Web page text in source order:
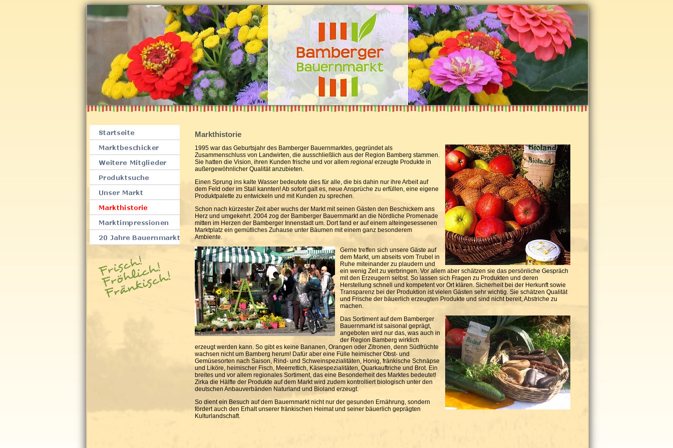
Markthistorie
1995 war das Geburtsjahr des Bamberger Bauernmarktes, gegründet als
Zusammenschluss von Landwirten, die ausschließlich aus der Region Bamberg stammen.
Sie hatten die Vision, ihren Kunden frische und vor allem regional erzeugte Produkte in
außergewöhnlicher Qualität anzubieten.
Einen Sprung ins kalte Wasser bedeutete dies für alle, die bis dahin nur ihre Arbeit auf
dem Feld oder im Stall kannten! Ab sofort galt es, neue Ansprüche zu erfüllen, eine eigene
Produktpalette zu entwickeln und mit Kunden zu sprechen.
Schon nach kürzester Zeit aber wuchs der Markt mit seinen Gästen den Beschickern ans
Herz und umgekehrt. 2004 zog der Bamberger Bauernmarkt an die Nördliche Promenade
mitten im Herzen der Bamberger Innenstadt um. Dort fand er auf einem alteingesessenen
Marktplatz ein gemütliches Zuhause unter Bäumen mit einem ganz besonderem
Ambiente.
Gerne treffen sich unsere Gäste auf
dem Markt, um abseits vom Trubel in
Ruhe miteinander zu plaudern und
ein wenig Zeit zu verbringen. Vor allem aber schätzen sie das persönliche Gespräch
mit den Erzeugern selbst. So lassen sich Fragen zu Produkten und deren
Herstellung schnell und kompetent vor Ort klären. Sicherheit bei der Herkunft sowie
Transparenz bei der Produktion ist vielen Gästen sehr wichtig. Sie schätzen Qualität
und Frische der bäuerlich erzeugten Produkte und sind nicht bereit, Abstriche zu
machen.
Das Sortiment auf dem Bamberger
Bauernmarkt ist saisonal geprägt,
angeboten wird nur das, was auch in
der Region Bamberg wirklich
erzeugt werden kann. So gibt es keine Bananen, Orangen oder Zitronen, denn Südfrüchte
wachsen nicht um Bamberg herum! Dafür aber eine Fülle heimischer Obst- und
Gemüsesorten nach Saison, Rind- und Schweinspezialitäten, Honig, fränkische Schnäpse
und Liköre, heimischer Fisch, Meerrettich, Käsespezialitäten, Quarkauftriche und Brot. Ein
breites und vor allem regionales Sortiment, das eine Besonderheit des Marktes bedeutet!
Zirka die Hälfte der Produkte auf dem Markt wird zudem kontrolliert biologisch unter den
deutschen Anbauverbänden Naturland und Bioland erzeugt.
So dient ein Besuch auf dem Bauernmarkt nicht nur der gesunden Ernährung, sondern
fördert auch den Erhalt unserer fränkischen Heimat und seiner bäuerlich geprägten
Kulturlandschaft.